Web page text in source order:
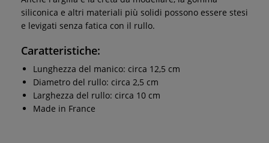
siliconica e altri materiali più solidi possono essere stesi
e levigati senza fatica con il rullo.
Caratteristiche:
Lunghezza del manico: circa 12,5 cm
Diametro del rullo: circa 2,5 cm
Larghezza del rullo: circa 10 cm
Made in France